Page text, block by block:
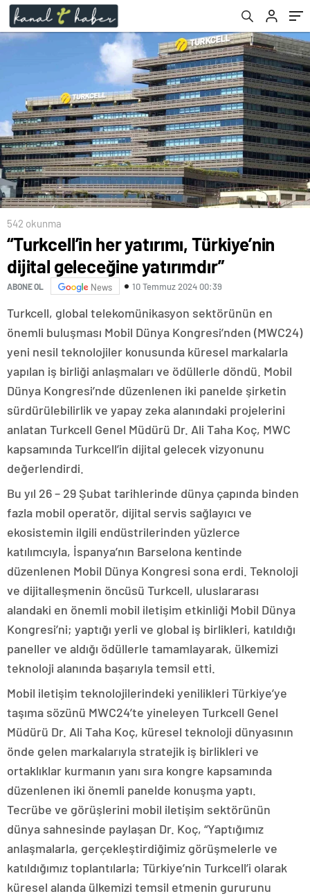
542 okunma
“Turkcell’in her yatırımı, Türkiye’nin
dijital geleceğine yatırımdır”
ABONE OL News 10 Temmuz 2024 00:39
Turkcell, global telekomünikasyon sektörünün en
önemli buluşması Mobil Dünya Kongresi’nden (MWC24)
yeni nesil teknolojiler konusunda küresel markalarla
yapılan iş birliği anlaşmaları ve ödüllerle döndü. Mobil
Dünya Kongresi’nde düzenlenen iki panelde şirketin
sürdürülebilirlik ve yapay zeka alanındaki projelerini
anlatan Turkcell Genel Müdürü Dr. Ali Taha Koç, MWC
kapsamında Turkcell’in dijital gelecek vizyonunu
değerlendirdi.
Bu yıl 26 – 29 Şubat tarihlerinde dünya çapında binden
fazla mobil operatör, dijital servis sağlayıcı ve
ekosistemin ilgili endüstrilerinden yüzlerce
katılımcıyla, İspanya’nın Barselona kentinde
düzenlenen Mobil Dünya Kongresi sona erdi. Teknoloji
ve dijitalleşmenin öncüsü Turkcell, uluslararası
alandaki en önemli mobil iletişim etkinliği Mobil Dünya
Kongresi’ni; yaptığı yerli ve global iş birlikleri, katıldığı
paneller ve aldığı ödüllerle tamamlayarak, ülkemizi
teknoloji alanında başarıyla temsil etti.
Mobil iletişim teknolojilerindeki yenilikleri Türkiye’ye
taşıma sözünü MWC24’te yineleyen Turkcell Genel
Müdürü Dr. Ali Taha Koç, küresel teknoloji dünyasının
önde gelen markalarıyla stratejik iş birlikleri ve
ortaklıklar kurmanın yanı sıra kongre kapsamında
düzenlenen iki önemli panelde konuşma yaptı.
Tecrübe ve görüşlerini mobil iletişim sektörünün
dünya sahnesinde paylaşan Dr. Koç, “Yaptığımız
anlaşmalarla, gerçekleştirdiğimiz görüşmelerle ve
katıldığımız toplantılarla; Türkiye’nin Turkcell’i olarak
küresel alanda ülkemizi temsil etmenin gururunu